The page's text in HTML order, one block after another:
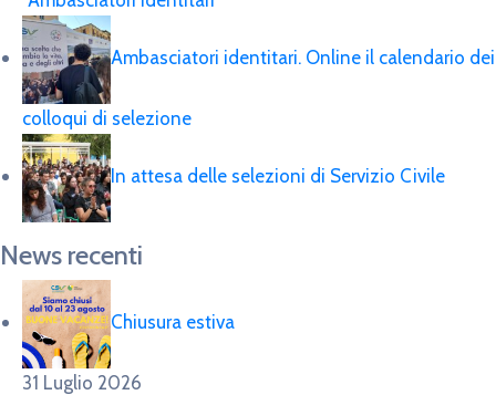
Ambasciatori identitari. Online il calendario dei
colloqui di selezione
In attesa delle selezioni di Servizio Civile
News recenti
Chiusura estiva
31 Luglio 2026